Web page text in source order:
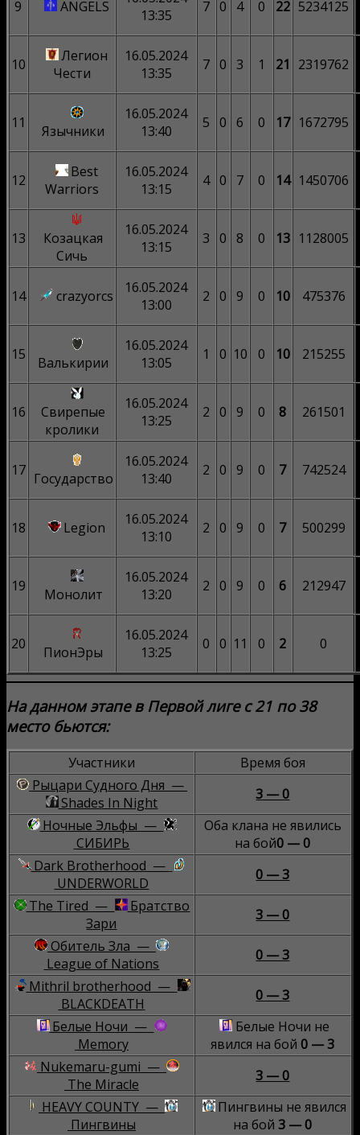
9 ANGELS
13:35
7 0 4 0 22 5234125
10
Легион
Чести
16.05.2024
13:35
7 0 3 1 21 2319762
11 Язычники
16.05.2024
13:40
5 0 6 0 17 1672795
12
Best
Warriors
16.05.2024
13:15
4 0 7 0 14 1450706
13
Козацкая
Сичь
16.05.2024
13:15
3 0 8 0 13 1128005
14 crazyorcs
16.05.2024
13:00
2 0 9 0 10 475376
15 Валькирии
16.05.2024
13:05
1 0 10 0 10 215255
16
Свирепые
кролики
16.05.2024
13:25
2 0 9 0 8 261501
17 Государство
16.05.2024
13:40
2 0 9 0 7 742524
18 Legion
16.05.2024
13:10
2 0 9 0 7 500299
19 Монолит
16.05.2024
13:20
2 0 9 0 6 212947
20 ПионЭры
16.05.2024
13:25
0 0 11 0 2 0
На данном этапе в Первой лиге с 21 по 38
место бьются:
Участники
Время боя
Рыцари Судного Дня —
Shades In Night
3 — 0
Ночные Эльфы —
СИБИРЬ
Оба клана не явились
на бой0 — 0
Dark Brotherhood —
UNDERWORLD
0 — 3
The Tired —
Братство
Зари
3 — 0
Обитель Зла —
League of Nations
0 — 3
Mithril brotherhood —
BLACKDEATH
0 — 3
Белые Ночи —
Memory
Белые Ночи не
явился на бой0 — 3
Nukemaru-gumi —
The Miracle
3 — 0
HEAVY COUNTY —
Пингвины
Пингвины не явился
на бой3 — 0